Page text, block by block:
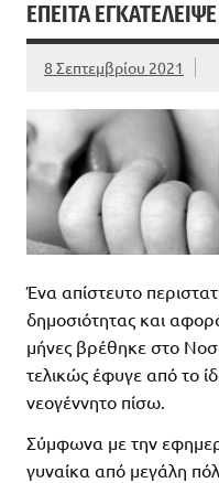
ΈΠΕΙΤΑ
8 Σεπτεμβρίου 2021
Ένα απίστευτο
δημοσιότητας και
μήνες βρέθηκε στο
τελικώς έφυγε από το
νεογέννητο πίσω.
Σύμφωνα με την
γυναίκα από μεγάλη